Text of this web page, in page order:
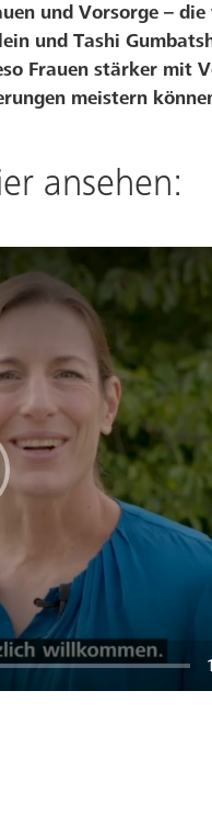
und Vorsorge –
und Tashi
Frauen stärker mit
meistern
ansehen: